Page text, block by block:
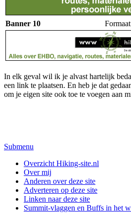
Banner 10
In elk geval wil ik je alvast hartelijk
een link te plaatsen. En heb je dat
om je eigen site ook toe te voegen aan
Submenu
Overzicht Hiking-site.nl
Over mij
Anderen over deze site
Adverteren op deze site
Linken naar deze site
Summit-vlaggen en Buffs in het